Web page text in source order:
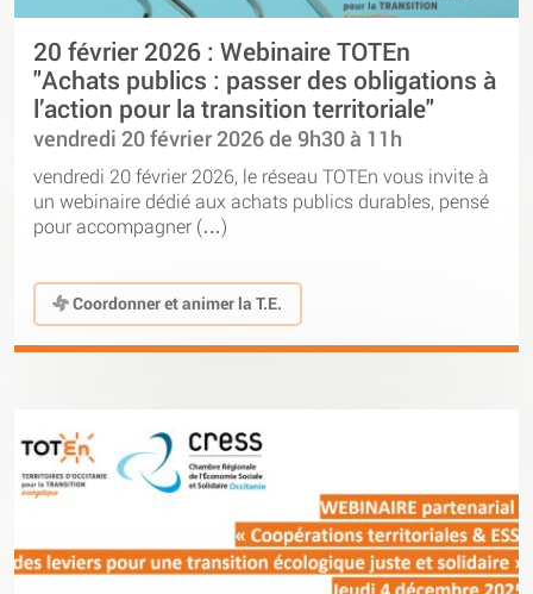
20 février 2026 : Webinaire TOTEn
"Achats publics : passer des obligations à
l’action pour la transition territoriale"
vendredi 20 février 2026 de 9h30 à 11h
vendredi 20 février 2026, le réseau TOTEn vous invite à
un webinaire dédié aux achats publics durables, pensé
pour accompagner (…)
Coordonner et animer la T.E.